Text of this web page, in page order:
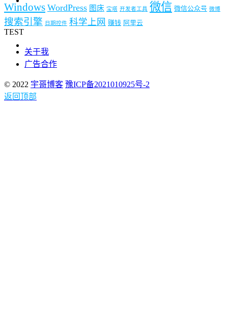
Windows WordPress 图床 宝塔 开发者工具 微信 微信公众号 微博
搜索引擎 日期控件 科学上网 赚钱 阿里云
TEST
关于我
广告合作
© 2022 宇哥博客 豫ICP备2021010925号-2
返回顶部